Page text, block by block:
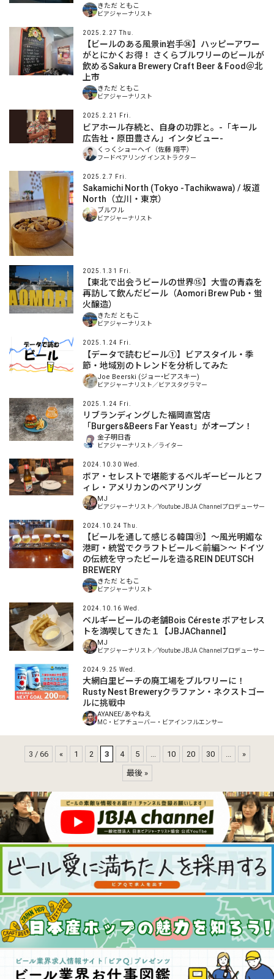
きただ ともこ
ビアジャーナリスト
2025.2.27 Thu.
【ビールのある風景in岩手㊱】ハッピーアワー
がとにかくお得！ さくらブルワリーのビールが
飲めるSakura Brewery Craft Beer & Food＠北
上市
きただ ともこ
ビアジャーナリスト
2025.2.21 Fri.
ビアホール存続と、自身の功罪と。-「キール
広告社・原田豊さん」インタビュー-
くっくショーヘイ（佐藤 翔平）
フードペアリング インストラクター
2025.2.7 Fri.
Sakamichi North (Tokyo -Tachikwawa) / 坂道
North（立川・東京）
ブルワル
ビアジャーナリスト
2025.1.31 Fri.
【東北で出会うビールの世界⑮】大雪の青森を
再訪して飲んだビール（Aomori Brew Pub・蛍
火醸造）
きただ ともこ
ビアジャーナリスト
2025.1.24 Fri.
【データで読むビール①】ビアスタイル・季
節・地域別のトレンドを分析してみた
Joe Beerski (ジョー•ビアスキー)
ビアジャーナリスト／ビアスタグラマー
2025.1.24 Fri.
リブランディングした福岡直営店
「Burgers&Beers Far Yeast」がオープン！
金子明日香
ビアジャーナリスト／ライター
2024.10.30 Wed.
ボア・セレストで堪能するベルギービールとフ
ィレ・アメリカンのペアリング
MJ
ビアジャーナリスト／Youtube JBJA Channelプロデューサー
2024.10.24 Thu.
【ビールを通して感じる韓国㉛】～風光明媚な
港町・統営でクラフトビール＜前編＞～ ドイツ
の伝統を守ったビールを造るREIN DEUTSCH
BREWERY
きただ ともこ
ビアジャーナリスト
2024.10.16 Wed.
ベルギービールの老舗Bois Céreste ボアセレス
トを満喫してきた１【JBJAChannel】
MJ
ビアジャーナリスト／Youtube JBJA Channelプロデューサー
2024.9.25 Wed.
大網白里ビーチの廃工場をブルワリーに！
Rusty Nest Breweryクラファン・ネクストゴー
ルに挑戦中
AYANEE/あやねえ
MC・ビアチューバー・ビアインフルエンサー
3 / 66 « 1 2 3 4 5 ... 10 20 30 ... »
最後 »